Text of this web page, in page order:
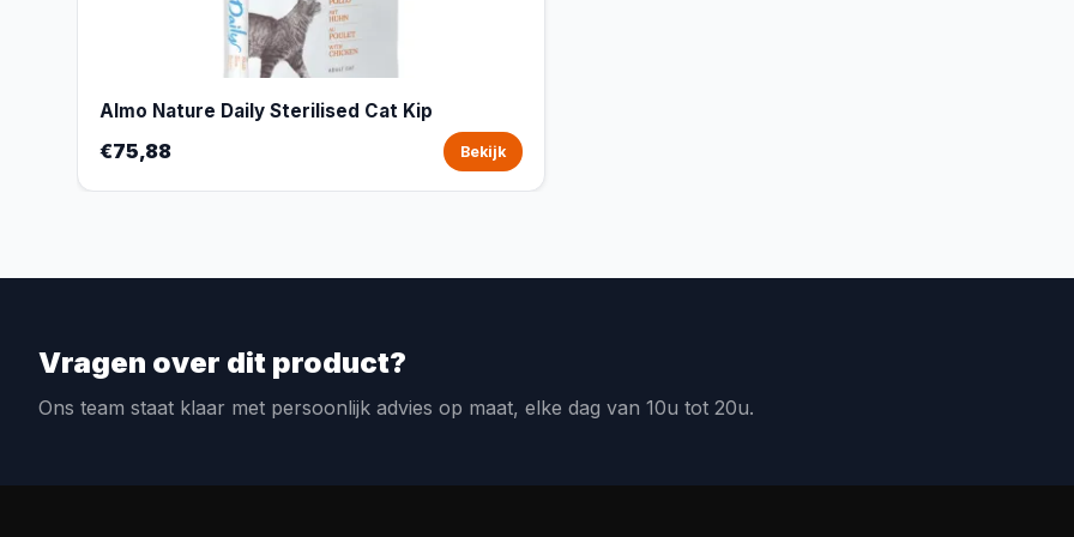
Almo Nature Daily Sterilised Cat Kip
€75,88 Bekijk
Vragen over dit product?
Ons team staat klaar met persoonlijk advies op maat, elke dag van 10u tot 20u.